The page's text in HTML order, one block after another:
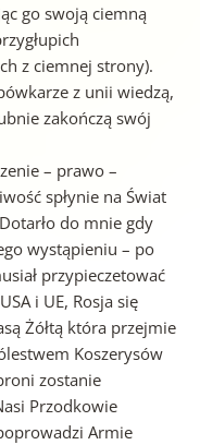
go swoją ciemną
z ciemnej strony).
z unii wiedzą,
zakończą swój
– prawo –
spłynie na Świat
do mnie gdy
wystąpieniu – po
przypieczetować
i UE, Rosja się
Żółtą która przejmie
Koszerysów
zostanie
Przodkowie
Armie